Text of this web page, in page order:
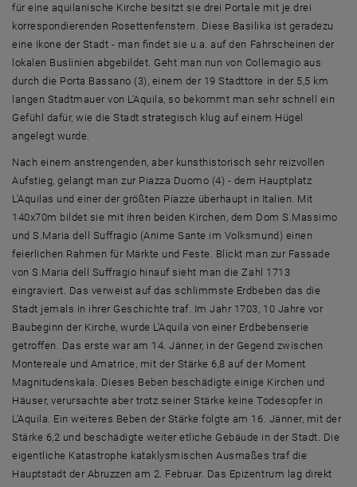
für eine aquilanische Kirche besitzt sie drei Portale mit je drei
korrespondierenden Rosettenfenstern. Diese Basilika ist geradezu
eine Ikone der Stadt - man findet sie u.a. auf den Fahrscheinen der
lokalen Buslinien abgebildet. Geht man nun von Collemagio aus
durch die Porta Bassano (3), einem der 19 Stadttore in der 5,5 km
langen Stadtmauer von L'Aquila, so bekommt man sehr schnell ein
Gefühl dafür, wie die Stadt strategisch klug auf einem Hügel
angelegt wurde.
Nach einem anstrengenden, aber kunsthistorisch sehr reizvollen
Aufstieg, gelangt man zur Piazza Duomo (4) - dem Hauptplatz
L'Aquilas und einer der größten Piazze überhaupt in Italien. Mit
140x70m bildet sie mit ihren beiden Kirchen, dem Dom S.Massimo
und S.Maria dell Suffragio (Anime Sante im Volksmund) einen
feierlichen Rahmen für Märkte und Feste. Blickt man zur Fassade
von S.Maria dell Suffragio hinauf sieht man die Zahl 1713
eingraviert. Das verweist auf das schlimmste Erdbeben das die
Stadt jemals in ihrer Geschichte traf. Im Jahr 1703, 10 Jahre vor
Baubeginn der Kirche, wurde L'Aquila von einer Erdbebenserie
getroffen. Das erste war am 14. Jänner, in der Gegend zwischen
Montereale und Amatrice, mit der Stärke 6,8 auf der Moment
Magnitudenskala. Dieses Beben beschädigte einige Kirchen und
Häuser, verursachte aber trotz seiner Stärke keine Todesopfer in
L'Aquila. Ein weiteres Beben der Stärke folgte am 16. Jänner, mit der
Stärke 6,2 und beschädigte weiter etliche Gebäude in der Stadt. Die
eigentliche Katastrophe kataklysmischen Ausmaßes traf die
Hauptstadt der Abruzzen am 2. Februar. Das Epizentrum lag direkt